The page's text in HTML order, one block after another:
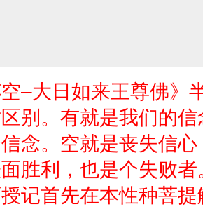
–大日如来王尊佛》
别。有就是我们的
念。空就是丧失信心
胜利，也是个失败者
记首先在本性种菩提